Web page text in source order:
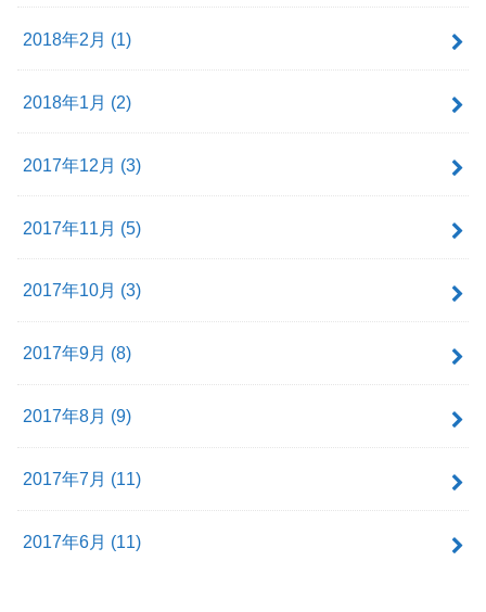
2018年2月 (1)
2018年1月 (2)
2017年12月 (3)
2017年11月 (5)
2017年10月 (3)
2017年9月 (8)
2017年8月 (9)
2017年7月 (11)
2017年6月 (11)